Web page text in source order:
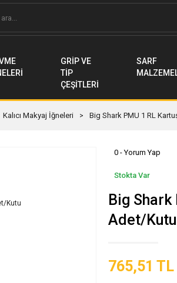
GRİP VE
TİP
ÇEŞİTLERİ
SARF
Kalıcı Makyaj İğneleri Big Shark PMU 1 RL
0 - Yorum Yap
Stokta Var
Big Shark
Adet/Kutu
765,51 TL